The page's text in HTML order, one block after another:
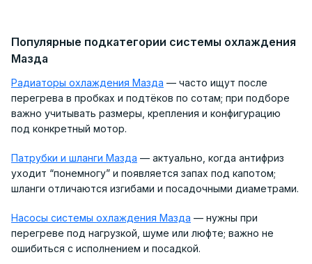
Популярные подкатегории системы охлаждения
Мазда
Радиаторы охлаждения Мазда — часто ищут после
перегрева в пробках и подтёков по сотам; при подборе
важно учитывать размеры, крепления и конфигурацию
под конкретный мотор.
Патрубки и шланги Мазда — актуально, когда антифриз
уходит “понемногу” и появляется запах под капотом;
шланги отличаются изгибами и посадочными диаметрами.
Насосы системы охлаждения Мазда — нужны при
перегреве под нагрузкой, шуме или люфте; важно не
ошибиться с исполнением и посадкой.